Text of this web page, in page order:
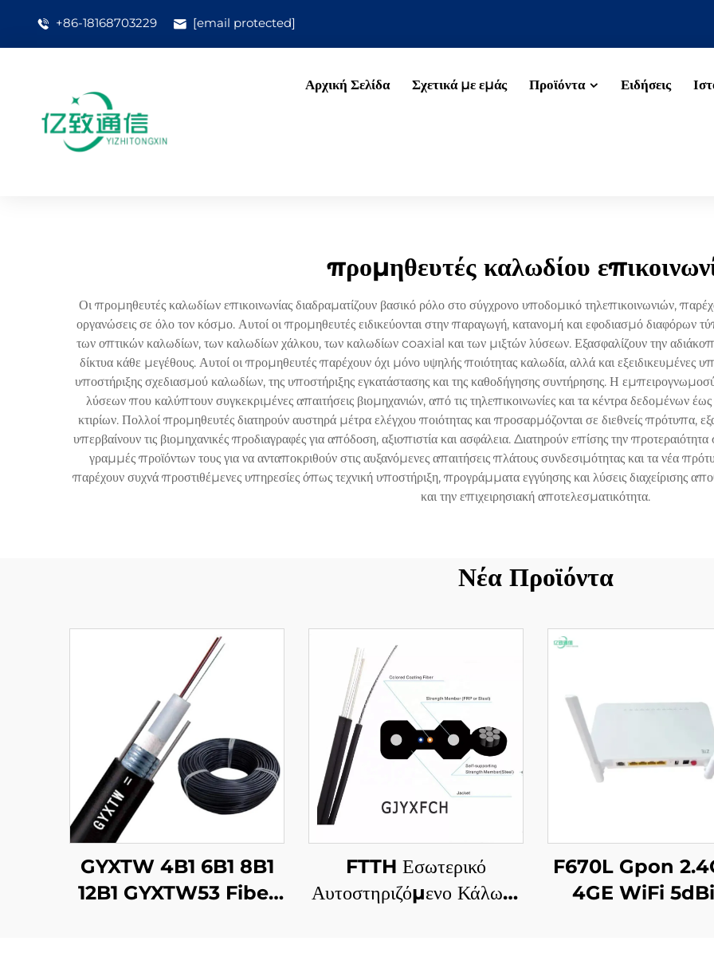
+86-18168703229 [email protected]
Αρχική Σελίδα Σχετικά με εμάς Προϊόντα Ειδήσεις
προμηθευτές καλωδίου
Οι προμηθευτές καλωδίων επικοινωνίας διαδραματίζουν βασικό ρόλο στο σύγχρονο υποδομικό τηλεπικοινωνιών,
οργανώσεις σε όλο τον κόσμο. Αυτοί οι προμηθευτές ειδικεύονται στην παραγωγή, κατανομή και εφοδιασμό
των οπτικών καλωδίων, των καλωδίων χάλκου, των καλωδίων coaxial και των μιξτών λύσεων. Εξασφαλίζουν την
δίκτυα κάθε μεγέθους. Αυτοί οι προμηθευτές παρέχουν όχι μόνο υψηλής ποιότητας καλωδία, αλλά και εξειδικευμένες
υποστήριξης σχεδιασμού καλωδίων, της υποστήριξης εγκατάστασης και της καθοδήγησης συντήρησης. Η
λύσεων που καλύπτουν συγκεκριμένες απαιτήσεις βιομηχανιών, από τις τηλεπικοινωνίες και τα κέντρα δεδομένων
κτιρίων. Πολλοί προμηθευτές διατηρούν αυστηρά μέτρα ελέγχου ποιότητας και προσαρμόζονται σε διεθνείς πρότυπα,
υπερβαίνουν τις βιομηχανικές προδιαγραφές για απόδοση, αξιοπιστία και ασφάλεια. Διατηρούν επίσης την προτεραιότητα
γραμμές προϊόντων τους για να ανταποκριθούν στις αυξανόμενες απαιτήσεις πλάτους συνδεσιμότητας και τα νέα
παρέχουν συχνά προστιθέμενες υπηρεσίες όπως τεχνική υποστήριξη, προγράμματα εγγύησης και λύσεις διαχείρισης
και την επιχειρησιακή αποτελεσματικότητα.
Νέα Προϊόντα
GYXTW 4B1 6B1 8B1
12B1 GYXTW53 Fiber
FTTH Εσωτερικό
Αυτοστηριζόμενο Κάλωδο
F670L Gpon
4GE WiFi 5dBi